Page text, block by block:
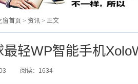
窗首页 > 资讯 > 正文
最轻WP智能手机
阅读：1634